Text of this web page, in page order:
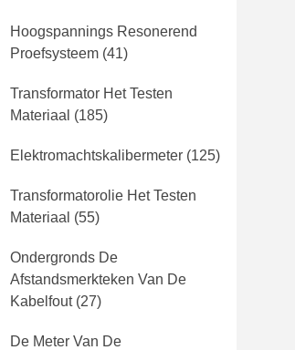
Hoogspannings Resonerend
Proefsysteem (41)
Transformator Het Testen
Materiaal (185)
Elektromachtskalibermeter (125)
Transformatorolie Het Testen
Materiaal (55)
Ondergronds De
Afstandsmerkteken Van De
Kabelfout(27)
De Meter Van De